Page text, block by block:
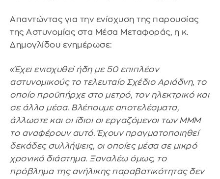
Απαντώντας για την ενίσχυση της παρουσίας
της Αστυνομίας στα Μέσα Μεταφοράς, η κ.
Δημογλίδου ενημέρωσε:
«Έχει ενισχυθεί ήδη με 50 επιπλέον
αστυνομικούς το τελευταίο Σχέδιο Αριάδνη, το
οποίο προϋπήρχε στο μετρό, τον ηλεκτρικό και
σε άλλα μέσα. Βλέπουμε αποτελέσματα,
άλλωστε και οι ίδιοι οι εργαζόμενοι των ΜΜΜ
το αναφέρουν αυτό. Έχουν πραγματοποιηθεί
δεκάδες συλλήψεις, οι οποίες μέσα σε μικρό
χρονικό διάστημα. Ξαναλέω όμως, το
πρόβλημα της ανήλικης παραβατικότητας δεν